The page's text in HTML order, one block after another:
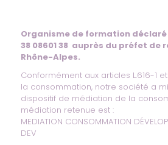
Organisme de formation déclaré
38 08601 38 auprès du préfet de
Rhône-Alpes.
Conformément aux articles L.616-1
la consommation, notre société a
dispositif de médiation de la
médiation retenue est :
MEDIATION CONSOMMATION
DEV